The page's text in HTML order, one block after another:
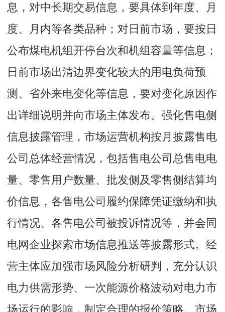
息，对中长期交易信息，要具体到年度、月
度、月内等各类品种；对日前市场，要按日
公布煤电机组开停台次和机组容量等信息；
日前市场出清边界变化较大的用电负荷预
测、省外来电变化等信息，要对变化原因作
出详细说明并向市场主体发布。强化售电侧
信息披露管理，市场运营机构按月披露售电
公司总体经营情况，包括售电公司总售电电
量、零售用户数量、批发侧及零售侧结算均
价信息，各售电公司履约保障凭证缴纳和执
行情况、各售电公司被投诉情况等，并会同
电网企业探索市场信息推送等披露形式。经
营主体应加强市场风险分析研判，充分认识
电力供需形势、一次能源价格波动对电力市
场运行的影响，制定合理的报价策略。市场